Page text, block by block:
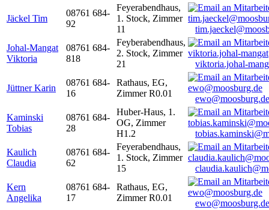
Jäckel Tim
08761 684-
92
Feyerabendhaus,
1. Stock, Zimmer
11
Johal-Mangat
Viktoria
08761 684-
818
Feyberabendhaus,
2. Stock, Zimmer
21
viktoria.johal-
Jüttner Karin
08761 684-
16
Rathaus, EG,
Zimmer R0.01
ewo@moosburg.de
Kaminski
Tobias
08761 684-
28
Huber-Haus, 1.
OG, Zimmer
H1.2
Kaulich
Claudia
08761 684-
62
Feyerabendhaus,
1. Stock, Zimmer
15
Kern
Angelika
08761 684-
17
Rathaus, EG,
Zimmer R0.01
ewo@moosburg.de